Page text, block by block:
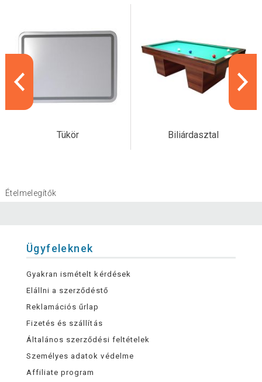
Tükör Biliárdasztal
Ételmelegítők
Ügyfeleknek
Gyakran ismételt kérdések
Elállni a szerződéstő
Reklamációs űrlap
Fizetés és szállítás
Általános szerződési feltételek
Személyes adatok védelme
Affiliate program